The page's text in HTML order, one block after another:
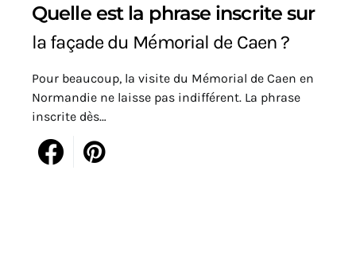
Quelle est la phrase inscrite sur
la façade du Mémorial de Caen ?
Pour beaucoup, la visite du Mémorial de Caen en
Normandie ne laisse pas indifférent. La phrase
inscrite dès…